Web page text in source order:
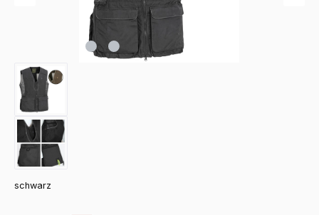
schwarz